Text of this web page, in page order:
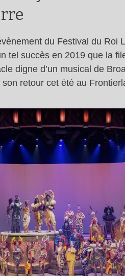
du Festival du Roi
tel succès en 2019 que la
digne d’un musical de
retour cet été au